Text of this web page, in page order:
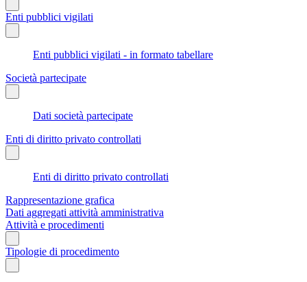
Enti pubblici vigilati
Enti pubblici vigilati - in formato tabellare
Società partecipate
Dati società partecipate
Enti di diritto privato controllati
Enti di diritto privato controllati
Rappresentazione grafica
Dati aggregati attività amministrativa
Attività e procedimenti
Tipologie di procedimento